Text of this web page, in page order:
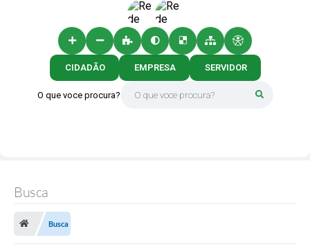
O que voce procura?
CIDADÃO EMPRESA SERVIDOR
Busca
Busca